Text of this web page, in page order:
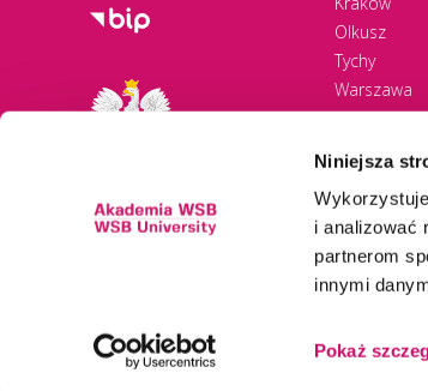
Niniejsza
i analizować
partnerom
innymi
Pokaż
Olkusz
Tychy
Warszawa
Zawiercie